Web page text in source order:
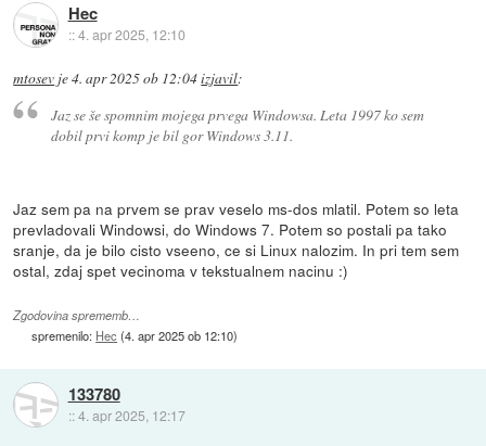
Hec
::4. apr 2025, 12:10
mtosev je4. apr 2025 ob 12:04izjavil:
Jaz se še spomnim mojega prvega Windowsa. Leta 1997 ko sem
dobil prvi komp je bil gor Windows 3.11.
Jaz sem pa na prvem se prav veselo ms-dos mlatil. Potem so leta
prevladovali Windowsi, do Windows 7. Potem so postali pa tako
sranje, da je bilo cisto vseeno, ce si Linux nalozim. In pri tem sem
ostal, zdaj spet vecinoma v tekstualnem nacinu :)
Zgodovina sprememb…
spremenilo: Hec (4. apr 2025 ob 12:10)
133780
::4. apr 2025, 12:17